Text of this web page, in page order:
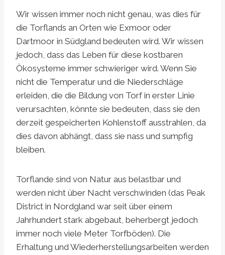
Wir wissen immer noch nicht genau, was dies für
die Torflands an Orten wie Exmoor oder
Dartmoor in Südgland bedeuten wird. Wir wissen
jedoch, dass das Leben für diese kostbaren
Ökosysteme immer schwieriger wird. Wenn Sie
nicht die Temperatur und die Niederschläge
erleiden, die die Bildung von Torf in erster Linie
verursachten, könnte sie bedeuten, dass sie den
derzeit gespeicherten Kohlenstoff ausstrahlen, da
dies davon abhängt, dass sie nass und sumpfig
bleiben.
Torflande sind von Natur aus belastbar und
werden nicht über Nacht verschwinden (das Peak
District in Nordgland war seit über einem
Jahrhundert stark abgebaut, beherbergt jedoch
immer noch viele Meter Torfböden). Die
Erhaltung und Wiederherstellungsarbeiten werden